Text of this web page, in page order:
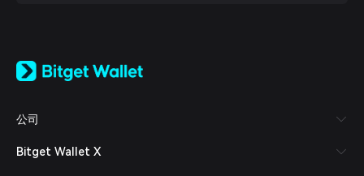
日本語
Español (Latinoamérica)
Italiano
公司
Bitget Wallet X